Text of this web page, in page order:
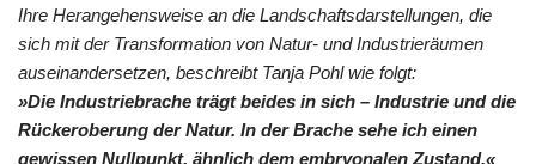
Ihre Herangehensweise an die Landschaftsdarstellungen, die
sich mit der Transformation von Natur- und Industrieräumen
auseinandersetzen, beschreibt Tanja Pohl wie folgt:
»Die Industriebrache trägt beides in sich – Industrie und die
Rückeroberung der Natur. In der Brache sehe ich einen
gewissen Nullpunkt, ähnlich dem embryonalen Zustand.«